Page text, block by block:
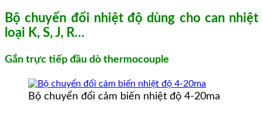
Bộ chuyển đổi nhiệt độ dùng cho can nhiệt
loại K, S, J, R…
Gắn trực tiếp đầu dò thermocouple
Bộ chuyển đổi cảm biến nhiệt độ 4-20ma